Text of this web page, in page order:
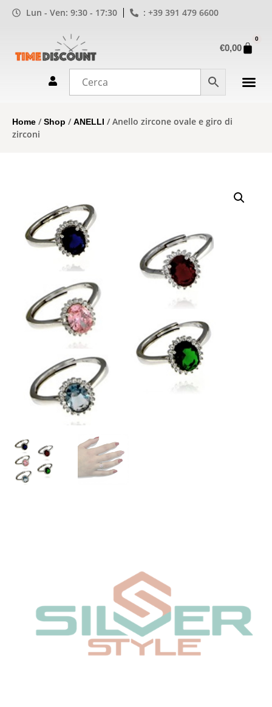
Lun - Ven: 9:30 - 17:30 : +39 391 479 6600
€0,00
0
Home /Shop /ANELLI / Anello zircone ovale e giro di
zirconi